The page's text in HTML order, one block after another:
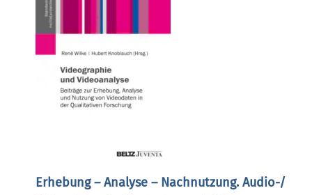
Erhebung – Analyse – Nachnutzung. Audio-/